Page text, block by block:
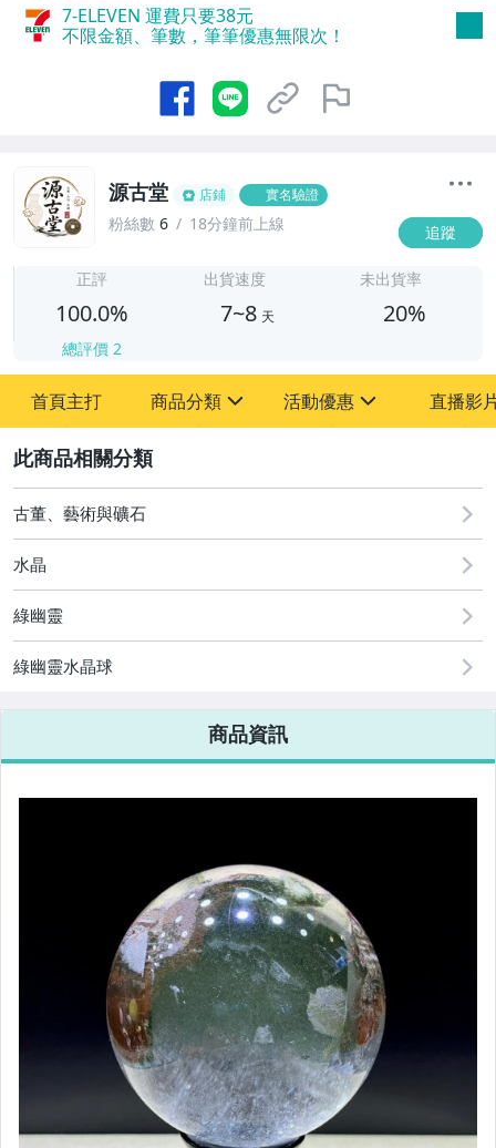
7-ELEVEN 運費只要38元
不限金額、筆數，筆筆優惠無限次！
源古堂 店鋪 實名驗證
粉絲數 6 18分鐘前上線 追蹤
正評
100.0%
總評價 2
出貨速度
7~8 天
未出貨率
20%
首頁主打 商品分類
其它
活動優惠
[全店] 周年慶
[全店] 粉絲專享
直播影
古董、藝術與礦石
水晶
綠幽靈
綠幽靈水晶球
商品資訊